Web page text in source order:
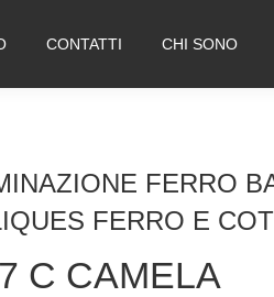
CONTATTI CHI SONO
FERRO
FERRO E
C CAMELA